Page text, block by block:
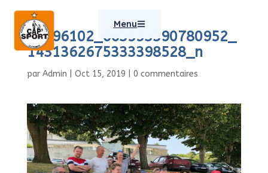
Menu
66796102_663553390780952_
1431362675333398528_n
par Admin Oct 15, 2019 0 commentaires